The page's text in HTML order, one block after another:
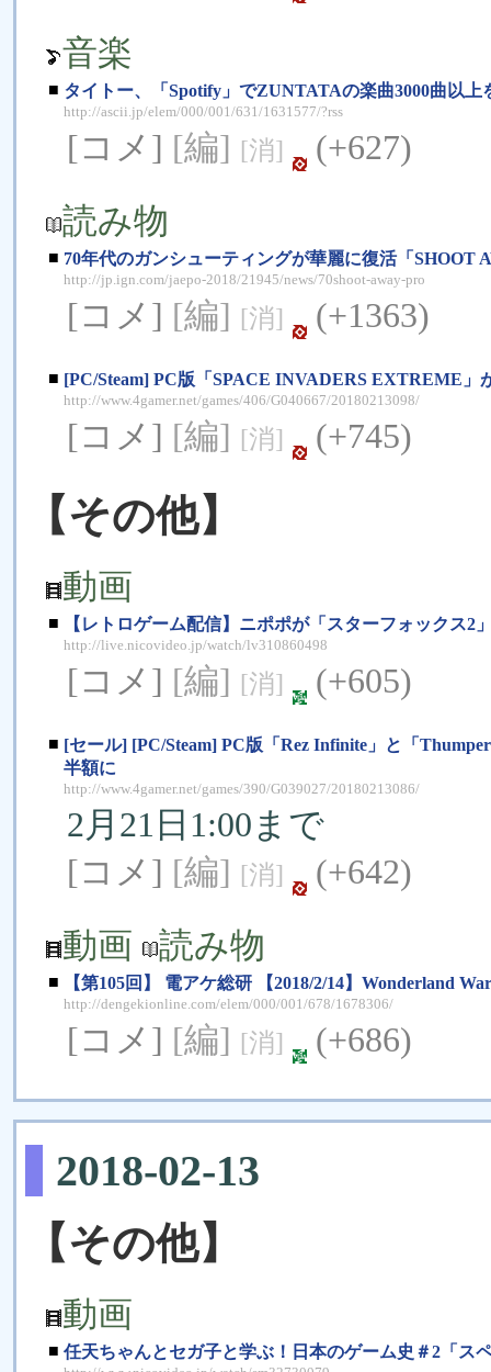
音楽
■ タイトー、「Spotify」でZUNTATAの楽曲3000曲以上
http://ascii.jp/elem/000/001/631/1631577/?rss
[コメ] [編] [消]
(+627)
読み物
■ 70年代のガンシューティングが華麗に復活「SHOOT
http://jp.ign.com/jaepo-2018/21945/news/70shoot-away-pro
[コメ] [編] [消] (+1363)
■ [PC/Steam] PC版「SPACE INVADERS EXTREME」
http://www.4gamer.net/games/406/G040667/20180213098/
[コメ] [編] [消] (+745)
【その他】
動画
■ 【レトロゲーム配信】ニポポが「スターフォックス
http://live.nicovideo.jp/watch/lv310860498
[コメ] [編] [消] (+605)
■ [セール] [PC/Steam] PC版「Rez Infinite」と「
半額に
http://www.4gamer.net/games/390/G039027/20180213086/
2月21日1:00まで
[コメ] [編] [消]
(+642)
動画
読み物
■ 【第105回】 電アケ総研 【2018/2/14】Wonderland
http://dengekionline.com/elem/000/001/678/1678306/
[コメ] [編] [消] (+686)
2018-02-13
【その他】
動画
■ 任天ちゃんとセガ子と学ぶ！日本のゲーム史＃2「ス